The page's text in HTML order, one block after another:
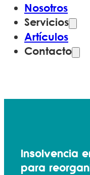
Nosotros
Servicios
Artículos
Contacto
Insolvencia
para